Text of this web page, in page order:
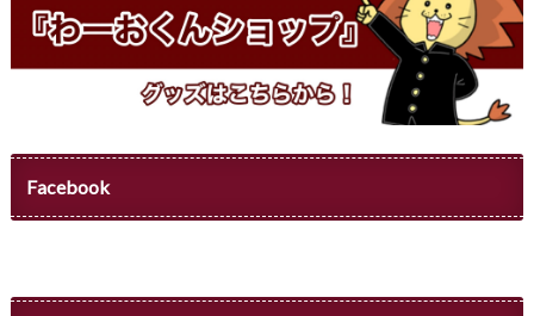
Facebook